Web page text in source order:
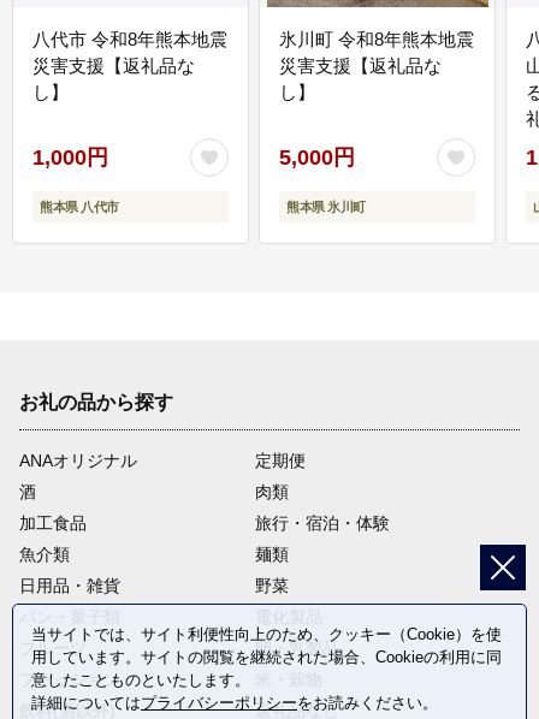
八代市 令和8年熊本地震
災害支援【返礼品な
し】
1,000円
熊本県 八代市
氷川町 令和8年熊本地震
災害支援【返礼品な
し】
5,000円
熊本県 氷川町
お礼の品から探す
ANAオリジナル
定期便
酒
肉類
加工食品
旅行・宿泊・体験
魚介類
麺類
日用品・雑貨
野菜
フルーツ
卵・乳製品
ファッション
飲料(酒以外)
返礼品なし
当サイトでは、サイト利便性向上のため、クッキー（Cookie）を使
用しています。サイトの閲覧を継続された場合、Cookieの利用に同
意したことものといたします。
詳細についてはプライバシーポリシーをお読みください。